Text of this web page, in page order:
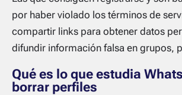
por haber violado los términos de
compartir links para obtener datos
difundir información falsa en grupos,
Qué es lo que estudia
borrar perfiles